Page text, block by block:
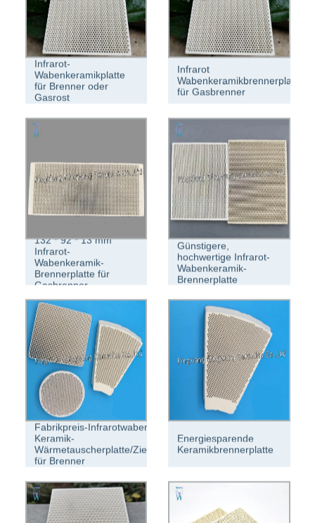
Infrarot-
Wabenkeramikplatte
für Brenner oder
Gasrost
Infrarot
Wabenkeramikbrennerplatte
für Gasbrenner
132 * 92 * 13 mm
Infrarot-
Wabenkeramik-
Brennerplatte für
Gasbrenner
Günstigere,
hochwertige Infrarot-
Wabenkeramik-
Brennerplatte
Fabrikpreis-Infrarotwaben-
Keramik-
Wärmetauscherplatte/Ziegelstein
für Brenner
Energiesparende
Keramikbrennerplatte